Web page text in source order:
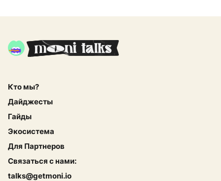
Кто мы?
Дайджесты
Гайды
Экосистема
Для Партнеров
Связаться с нами:
talks@getmoni.io